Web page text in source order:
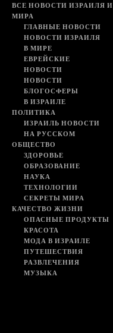
ВСЕ НОВОСТИ ИЗРАИЛЯ И
МИРА
ГЛАВНЫЕ НОВОСТИ
НОВОСТИ ИЗРАИЛЯ
В МИРЕ
ЕВРЕЙСКИЕ
НОВОСТИ
НОВОСТИ
БЛОГОСФЕРЫ
В ИЗРАИЛЕ
ПОЛИТИКА
ИЗРАИЛЬ НОВОСТИ
НА РУССКОМ
ОБЩЕСТВО
ЗДОРОВЬЕ
ОБРАЗОВАНИЕ
НАУКА
ТЕХНОЛОГИИ
СЕКРЕТЫ МИРА
КАЧЕСТВО ЖИЗНИ
ОПАСНЫЕ ПРОДУКТЫ
КРАСОТА
МОДА В ИЗРАИЛЕ
ПУТЕШЕСТВИЯ
РАЗВЛЕЧЕНИЯ
МУЗЫКА